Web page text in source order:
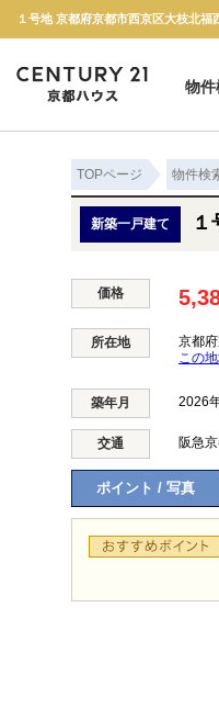
１号地 京都府京都市西京区大枝北
物件
TOPページ 物件検
新築一戸建て １
価格
所在地
京都
この
築年月 2026
交通 阪急
ポイント / 写真